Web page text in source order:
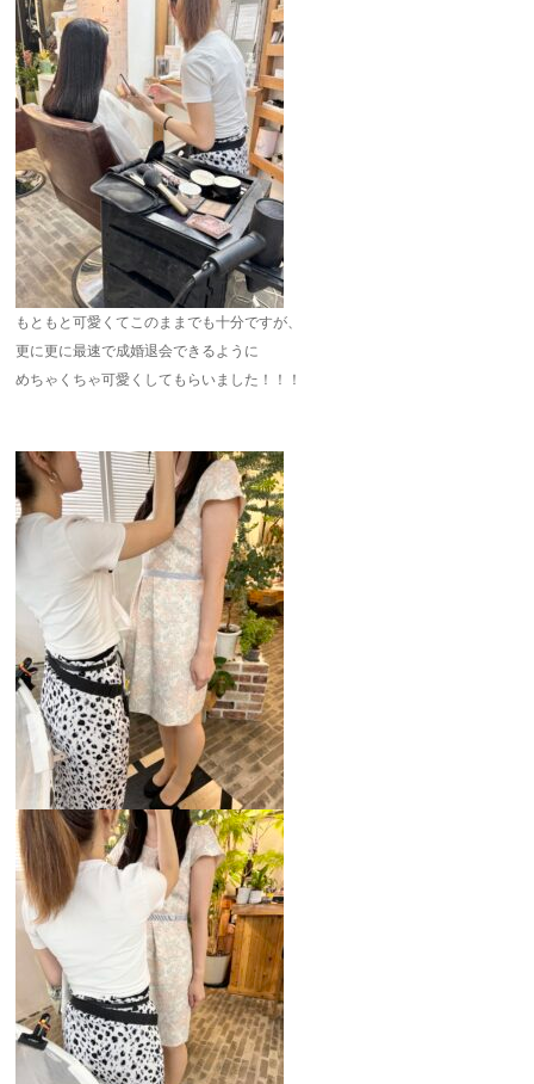
もともと可愛くてこのままでも十分ですが、
更に更に最速で成婚退会できるように
めちゃくちゃ可愛くしてもらいました！！！